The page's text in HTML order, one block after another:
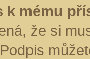
k mému
že si